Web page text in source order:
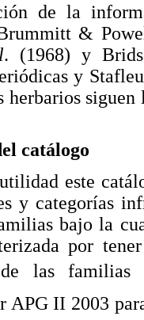
de la
&
. (1968) y
y
herbarios
catálogo
este
y categorías
bajo la
por
de las
APG II 2003